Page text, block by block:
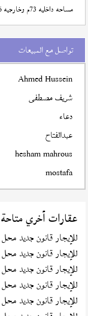
مساحه داخليه 73م وخارجيه 56م ويوجد مهله تشطيب 3شهور
تواصل مع المبيعات
Ahmed Hussein
شريف مصطفى
دعاء
عبدالفتاح
hesham mahrous
mostafa
عقارات أخري متاحة
للإيجار قانون جديد
للإيجار قانون جديد
للإيجار قانون جديد
للإيجار قانون جديد
للإيجار قانون جديد